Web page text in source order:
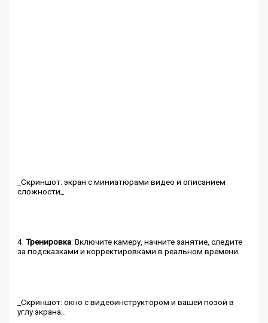
_Скриншот: экран с миниатюрами видео и описанием
сложности_
4.Тренировка: Включите камеру, начните занятие, следите
за подсказками и корректировками в реальном времени.
_Скриншот: окно с видеоинструктором и вашей позой в
углу экрана_